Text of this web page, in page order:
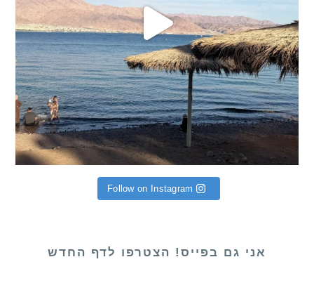
Follow on Instagram
אני גם בפייס! הצטרפו לדף החדש